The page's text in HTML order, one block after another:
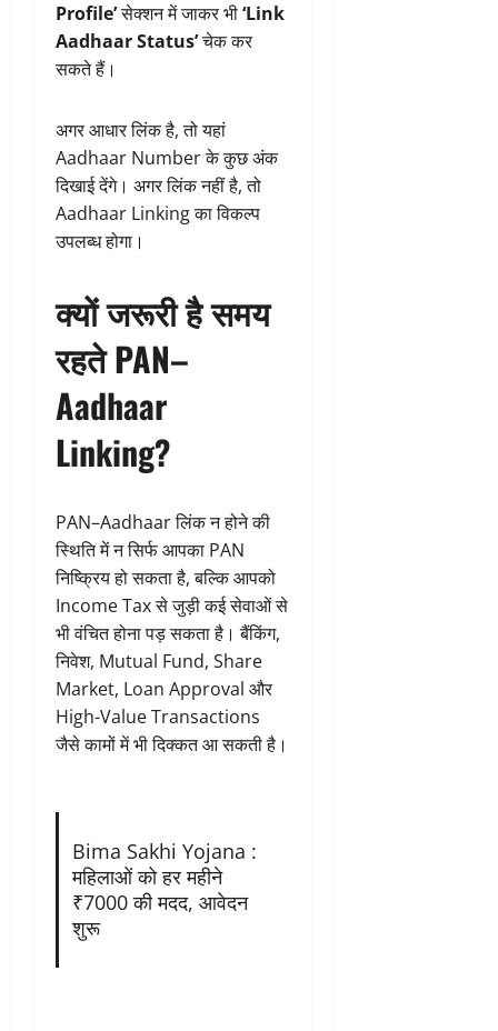
Profile’सेक्शन में जाकर भी‘Link
Aadhaar Status’चेक कर
सकते हैं।
अगर आधार लिंक है, तो यहां
Aadhaar Number के कुछ अंक
दिखाई देंगे। अगर लिंक नहीं है, तो
Aadhaar Linking का विकल्प
उपलब्ध होगा।
क्यों जरूरी है समय
रहते PAN–
Aadhaar
Linking?
PAN–Aadhaar लिंक न होने की
स्थिति में न सिर्फ आपका PAN
निष्क्रिय हो सकता है, बल्कि आपको
Income Tax से जुड़ी कई सेवाओं से
भी वंचित होना पड़ सकता है। बैंकिंग,
निवेश, Mutual Fund, Share
Market, Loan Approval और
High-Value Transactions
जैसे कामों में भी दिक्कत आ सकती है।
Bima Sakhi Yojana :
महिलाओं को हर महीने
₹7000 की मदद, आवेदन
शुरू